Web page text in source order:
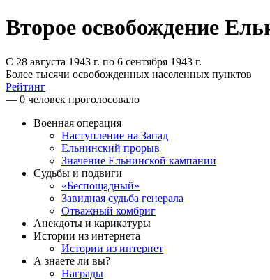
Второе освобождение
С 28 августа 1943 г. по 6 сентября 1943 г.
Более тысячи освобожденных населенных пунктов
Рейтинг
— 0 человек проголосовало
Военная операция
Наступление на Запад
Ельнинский прорыв
Значение Ельнинской кампании
Судьбы и подвиги
«Беспощадный»
Завидная судьба генерала
Отважный комбриг
Анекдоты и карикатуры
Истории из интернета
Истории из интернет
А знаете ли вы?
Награды